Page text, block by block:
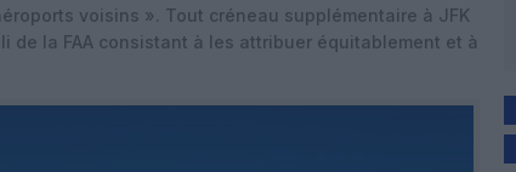
voisins ». Tout créneau supplémentaire à JFK
de la FAA consistant à les attribuer équitablement et à